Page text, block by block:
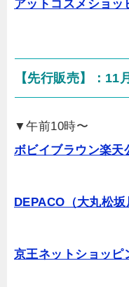
アットコスメショッ
【先行販売】：11
▼午前10時〜
ボビイブラウン楽天
DEPACO（大丸松坂
京王ネットショッピ